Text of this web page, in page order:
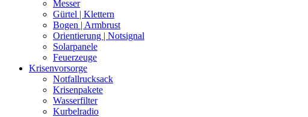
Messer
Gürtel | Klettern
Bogen | Armbrust
Orientierung | Notsignal
Solarpanele
Feuerzeuge
Krisenvorsorge
Notfallrucksack
Krisenpakete
Wasserfilter
Kurbelradio